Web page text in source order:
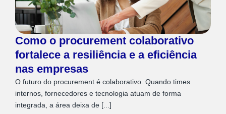
Como o procurement colaborativo
fortalece a resiliência e a eficiência
nas empresas
O futuro do procurement é colaborativo. Quando times
internos, fornecedores e tecnologia atuam de forma
integrada, a área deixa de [...]